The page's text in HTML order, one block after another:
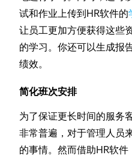
试和作业上传到HR软件的
让员工更加方便获得这些
的学习。你还可以生成报
绩效。
简化班次安排
为了保证更长时间的服务
非常普遍，对于管理人员
的事情。然而借助HR软